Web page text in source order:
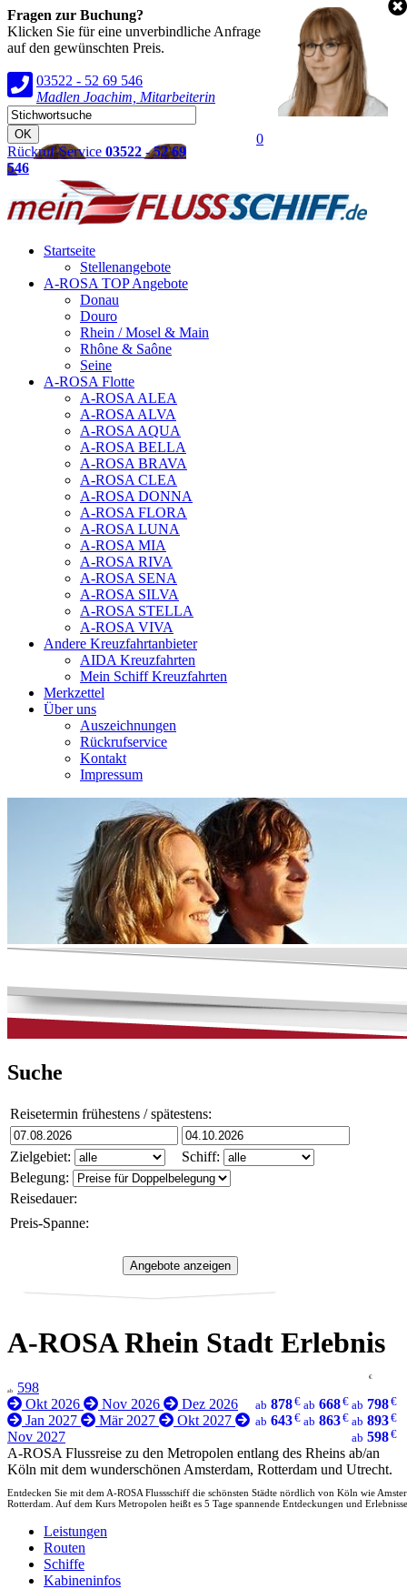
Fragen zur Buchung?
Klicken Sie für eine unverbindliche Anfrage
auf den gewünschten Preis.
03522 - 52 69 546
Madlen Joachim, Mitarbeiterin
0
Rückruf-Service 03522 - 52 69
546
Startseite
Stellenangebote
A-ROSA TOP Angebote
Donau
Douro
Rhein / Mosel & Main
Rhône & Saône
Seine
A-ROSA Flotte
A-ROSA ALEA
A-ROSA ALVA
A-ROSA AQUA
A-ROSA BELLA
A-ROSA BRAVA
A-ROSA CLEA
A-ROSA DONNA
A-ROSA FLORA
A-ROSA LUNA
A-ROSA MIA
A-ROSA RIVA
A-ROSA SENA
A-ROSA SILVA
A-ROSA STELLA
A-ROSA VIVA
Andere Kreuzfahrtanbieter
AIDA Kreuzfahrten
Mein Schiff Kreuzfahrten
Merkzettel
Über uns
Auszeichnungen
Rückrufservice
Kontakt
Impressum
Suche
Reisetermin frühestens / spätestens:
Zielgebiet:
Schiff:
Belegung:
Reisedauer:
Preis-Spanne:
A-ROSA Rhein Stadt Erlebnis
ab 598
€
Okt 2026 ab 798€
Nov 2026 ab 668€
Dez 2026 ab 878€
Jan 2027 ab 893€
Mär 2027 ab 863€
Okt 2027 ab 643€
Nov 2027 ab 598€
A-ROSA Flussreise zu den Metropolen entlang des Rheins ab/an
Köln mit dem wunderschönen Amsterdam, Rotterdam und Utrecht.
Entdecken Sie mit dem A-ROSA Flussschiff die schönsten Städte nördlich von Köln wie
Rotterdam. Auf dem Kurs Metropolen heißt es 5 Tage spannende Entdeckungen und
Leistungen
Routen
Schiffe
Kabineninfos